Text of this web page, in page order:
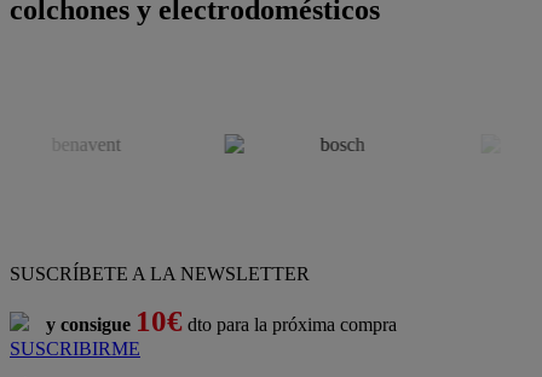
colchones y electrodomésticos
SUSCRÍBETE A LA NEWSLETTER
y consigue 10€ dto para la próxima compra
SUSCRIBIRME